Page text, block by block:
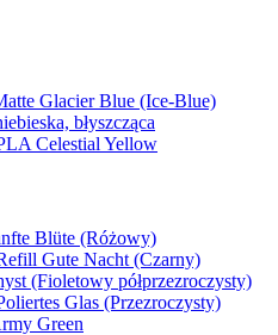
Glacier Blue (Ice-Blue)
błyszcząca
Celestial Yellow
Blüte (Różowy)
Gute Nacht (Czarny)
(Fioletowy półprzezroczysty)
Glas (Przezroczysty)
Green